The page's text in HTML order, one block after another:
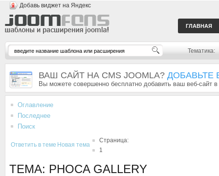
Добавь виджет на Яндекс
ГЛАВНАЯ
Тематика:
ВАШ САЙТ НА CMS JOOMLA? ДОБАВЬТЕ
Вы можете совершенно бесплатно добавить ваш веб-сайт
Оглавление
Последнее
Поиск
Ответить в теме Новая тема
Страница:
1
ТЕМА: PHOCA GALLERY